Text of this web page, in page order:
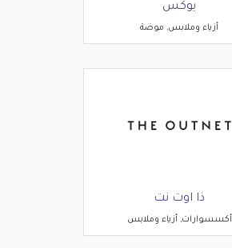
يوكس
أزياء وملابس, موضة
ذا اوت نت
أكسسوارات, أزياء وملابس